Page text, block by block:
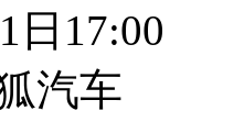
日17:00
汽车